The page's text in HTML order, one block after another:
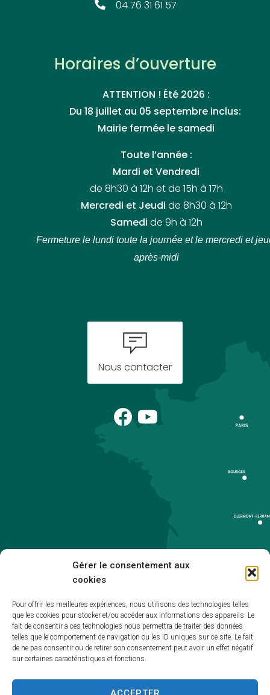
Gérer le consentement aux
cookies
Pour offrir les meilleures expériences, nous utilisons des technologies telles
que les cookies pour stocker et/ou accéder aux informations des appareils. Le
fait de consentir à ces technologies nous permettra de traiter des données
telles que le comportement de navigation ou les ID uniques sur ce site. Le fait
de ne pas consentir ou de retirer son consentement peut avoir un effet négatif
sur certaines caractéristiques et fonctions.
04 76 31 61 57
Horaires d’ouverture
ATTENTION ! Été 2026 :
Du 18 juillet au 05 septembre inclus:
Mairie fermée le samedi
Toute l’année :
Mardi et Vendredi
de 8h30 à 12h et de 15h à 17h
Mercredi et Jeudi de 8h30 à 12h
Samedi de 9h à 12h
Fermeture le lundi toute la journée et le mercredi et
après-midi
Nous contacter
Accessibilité